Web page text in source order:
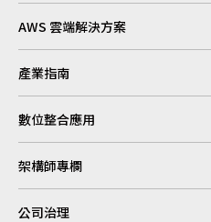
AWS 雲端解決方案
產業指南
數位整合應用
架構師專欄
公司治理